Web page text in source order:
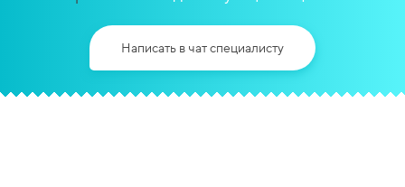
Написать в чат специалисту